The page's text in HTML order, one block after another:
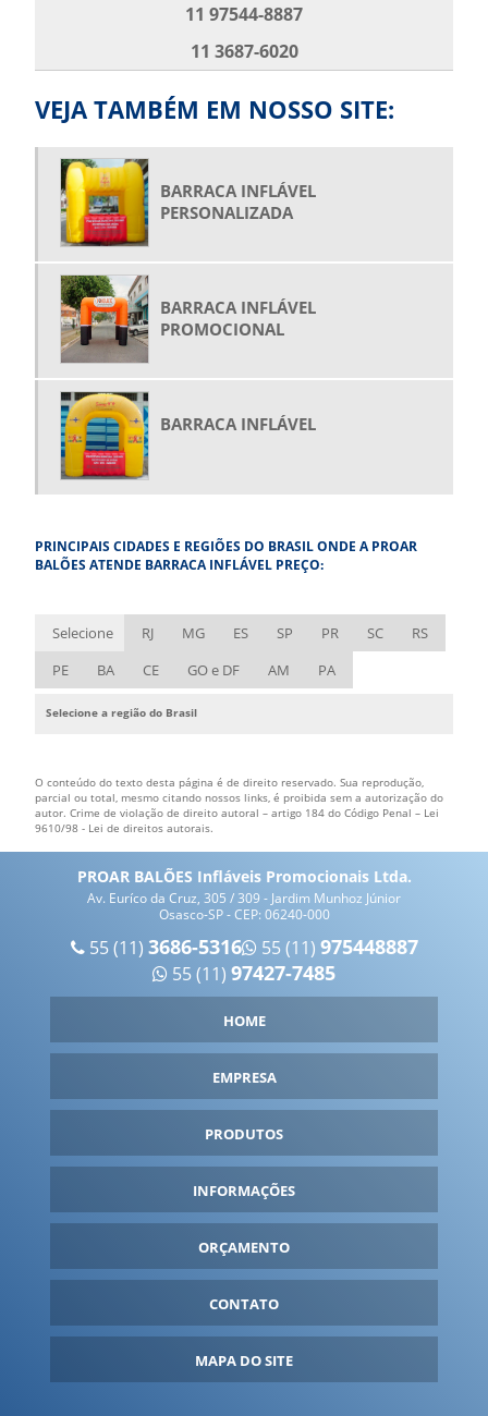
BOLAS GIGANTES PARA SHOW
BONECO INFLÁVEL GIGANTE PREÇO
BONECO INFLÁVEL PROMOCIONAL
BONECO INFLÁVEL PUBLICIDADE
BONECO PAPAI NOEL INFLÁVEL
COMPRAR BALÃO INFLÁVEL
COMPRAR FANTASIA INFLÁVEL
COMPRAR GARRAFAS INFLÁVEIS
COMPRAR ROOFTOP
COMPRAR TENDA INFLÁVEL
COMPRAR TÚNEL INFLÁVEL
EMPRESA DE BONECOS INFLÁVEIS
EMPRESA DE INFLÁVEIS
ESTANDE INFLÁVEL
FÁBRICA DE FANTASIAS INFLÁVEIS
FÁBRICA DE INFLÁVEIS
FÁBRICA DE INFLÁVEIS PERSONALIZADOS
FÁBRICA DE INFLÁVEIS PROMOCIONAIS
FÁBRICA DE PRODUTOS INFLÁVEIS
FÁBRICA DE ROUPA INFLÁVEIS
FABRICANTE DE BALÕES INFLÁVEIS
FABRICANTE DE ROUPA INFLÁVEL
FANTASIA INFLÁVEL PREÇO
FORNECEDOR DE INFLÁVEIS
11 97544-8887
11 3687-6020
VEJA TAMBÉM EM NOSSO SITE:
BARRACA INFLÁVEL
PERSONALIZADA
BARRACA INFLÁVEL
PROMOCIONAL
BARRACA INFLÁVEL
PRINCIPAIS CIDADES E REGIÕES DO BRASIL ONDE A PROAR
BALÕES ATENDE BARRACA INFLÁVEL PREÇO:
Selecione RJ MG ES SP PR SC
RS
PE
BA CE GO e DF AM PA
Selecione a região do Brasil
O conteúdo do texto desta página é de direito reservado. Sua reprodução,
parcial ou total, mesmo citando nossos links, é proibida sem a autorização do
autor. Crime de violação de direito autoral – artigo 184 do Código Penal – Lei
9610/98 - Lei de direitos autorais.
PROAR BALÕES Infláveis Promocionais Ltda.
Av. Euríco da Cruz, 305 / 309 - Jardim Munhoz Júnior
Osasco-SP - CEP: 06240-000
55 (11) 3686-5316 55 (11) 975448887
55 (11) 97427-7485
HOME
EMPRESA
PRODUTOS
INFORMAÇÕES
ORÇAMENTO
CONTATO
MAPA DO SITE